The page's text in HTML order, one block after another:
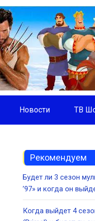
Новости ТВ
Рекомендуем
Будет ли 3 сезон
’97» и когда он
Когда выйдет 4